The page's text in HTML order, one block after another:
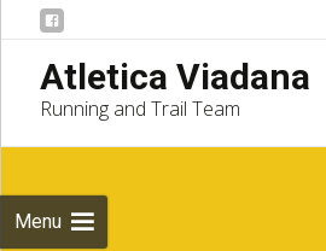
Atletica Viadana
Running and Trail Team
Menu